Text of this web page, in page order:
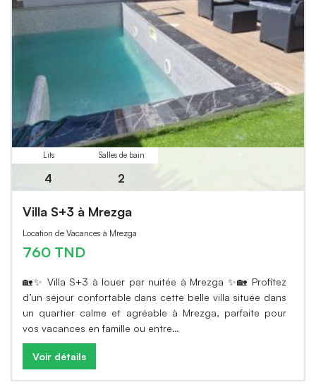
Lits
4
Salles de bain
2
Villa S+3 à Mrezga
Location de Vacances à Mrezga
760 TND
🏡✨ Villa S+3 à louer par nuitée à Mrezga ✨🏡 Profitez
d’un séjour confortable dans cette belle villa située dans
un quartier calme et agréable à Mrezga, parfaite pour
vos vacances en famille ou entre…
Voir détails